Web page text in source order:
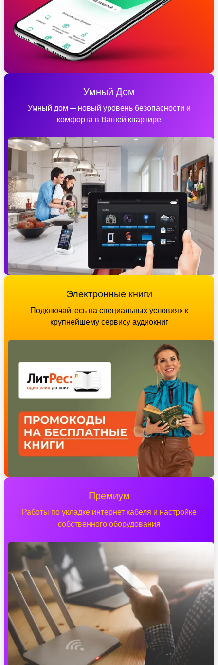
Умный Дом
Умный дом — новый уровень безопасности и
комфорта в Вашей квартире
Электронные книги
Подключайтесь на специальных условиях к
крупнейшему сервису аудиокниг
Премиум
Работы по укладке интернет кабеля и настройке
собственного оборудования